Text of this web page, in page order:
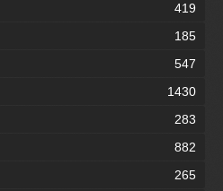
419
185
547
1430
283
882
265